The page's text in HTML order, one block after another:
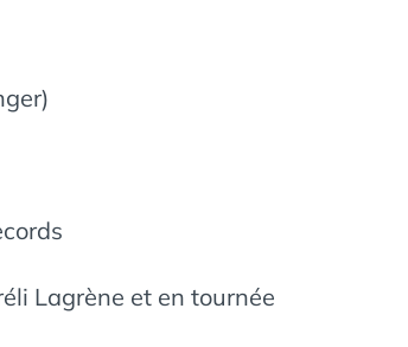
Lagrène et en tournée